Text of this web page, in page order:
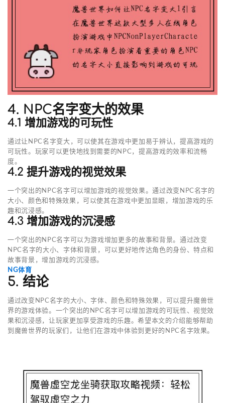
4. NPC名字变大的效果
4.1 增加游戏的可玩性
通过让NPC名字变大，可以使其在游戏中更加易于辨认，提高游戏的
可玩性。玩家可以更快地找到需要的NPC，提高游戏的效率和流畅
度。
4.2 提升游戏的视觉效果
一个突出的NPC名字可以增加游戏的视觉效果。通过改变NPC名字的
大小、颜色和特殊效果，可以使其在游戏中更加显眼，增加游戏的乐
趣和沉浸感。
4.3 增加游戏的沉浸感
一个突出的NPC名字可以为游戏增加更多的故事和背景。通过改变
NPC名字的大小、字体和背景，可以更好地传达角色的身份、特点和
故事背景，增加游戏的沉浸感。
NG体育
5. 结论
通过改变NPC名字的大小、字体、颜色和特殊效果，可以提升魔兽世
界的游戏体验。一个突出的NPC名字可以增加游戏的可玩性、视觉效
果和沉浸感，让玩家更加享受游戏的乐趣。希望本文的介绍能够帮助
到魔兽世界的玩家们，让他们在游戏中体验到更好的NPC名字效果。